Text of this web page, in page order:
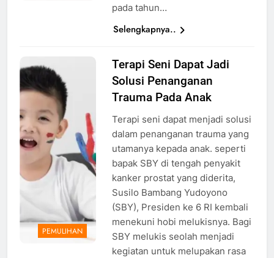
pada tahun…
Selengkapnya..
Ilustrasi
Terapi Seni
sehatq.com
PEMULIHAN
Terapi Seni Dapat Jadi
Solusi Penanganan
Trauma Pada Anak
Terapi seni dapat menjadi solusi
dalam penanganan trauma yang
utamanya kepada anak. seperti
bapak SBY di tengah penyakit
kanker prostat yang diderita,
Susilo Bambang Yudoyono
(SBY), Presiden ke 6 RI kembali
menekuni hobi melukisnya. Bagi
SBY melukis seolah menjadi
kegiatan untuk melupakan rasa